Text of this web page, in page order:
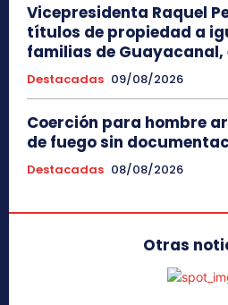
Vicepresidenta Raquel
títulos de propiedad a
familias de Guayacanal,
Destacadas 09/08/2026
Coerción para hombre
de fuego sin
Destacadas 08/08/2026
Otras